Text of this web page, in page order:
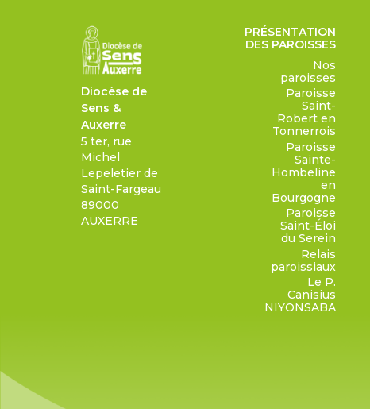
Diocèse de
Sens &
Auxerre
5 ter, rue
Michel
Lepeletier de
Saint-Fargeau
89000
AUXERRE
PRÉSENTATION
DES PAROISSES
Nos
paroisses
Paroisse
Saint-
Robert en
Tonnerrois
Paroisse
Sainte-
Hombeline
en
Bourgogne
Paroisse
Saint-Éloi
du Serein
Relais
paroissiaux
Le P.
Canisius
NIYONSABA